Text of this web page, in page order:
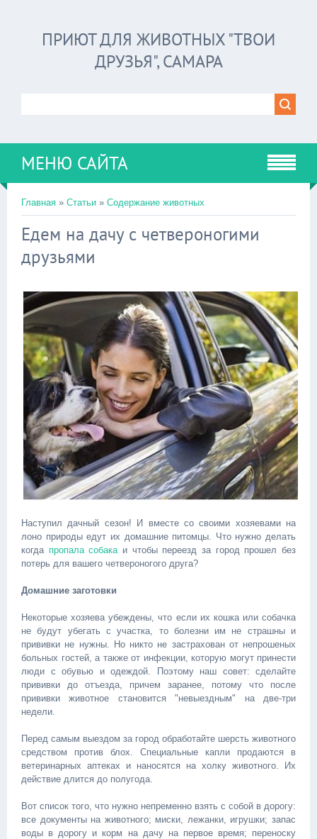
ПРИЮТ ДЛЯ ЖИВОТНЫХ "ТВОИ
ДРУЗЬЯ", САМАРА
МЕНЮ САЙТА
Главная » Статьи » Содержание животных
Едем на дачу с четвероногими
друзьями
Наступил дачный сезон! И вместе со своими хозяевами на
лоно природы едут их домашние питомцы. Что нужно делать
когда пропала собака и чтобы переезд за город прошел без
потерь для вашего четвероногого друга?
Домашние заготовки
Некоторые хозяева убеждены, что если их кошка или собачка
не будут убегать с участка, то болезни им не страшны и
прививки не нужны. Но никто не застрахован от непрошеных
больных гостей, а также от инфекции, которую могут принести
люди с обувью и одеждой. Поэтому наш совет: сделайте
прививки до отъезда, причем заранее, потому что после
прививки животное становится "невыездным" на две-три
недели.
Перед самым выездом за город обработайте шерсть животного
средством против блох. Специальные капли продаются в
ветеринарных аптеках и наносятся на холку животного. Их
действие длится до полугода.
Вот список того, что нужно непременно взять с собой в дорогу:
все документы на животного; миски, лежанки, игрушки; запас
воды в дорогу и корм на дачу на первое время; переноску